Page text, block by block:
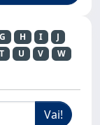
G H I
J
T U V
W